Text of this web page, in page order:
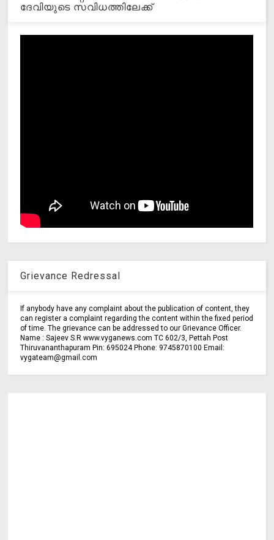
ദേവിയുടെ സവിധത്തിലേക്ക്
Grievance Redressal
If anybody have any complaint about the publication of content, they
can register a complaint regarding the content within the fixed period
of time. The grievance can be addressed to our Grievance Officer.
Name : Sajeev S.R www.vyganews.com TC 602/3, Pettah Post
Thiruvananthapuram Pin: 695024 Phone: 9745870100 Email:
vygateam@gmail.com